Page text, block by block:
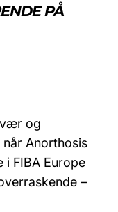
PÅ
og
Anorthosis
i FIBA Europe
–